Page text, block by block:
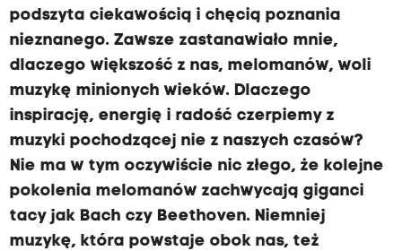
podszyta ciekawością i chęcią poznania
nieznanego. Zawsze zastanawiało mnie,
dlaczego większość z nas, melomanów, woli
muzykę minionych wieków. Dlaczego
inspirację, energię i radość czerpiemy z
muzyki pochodzącej nie z naszych czasów?
Nie ma w tym oczywiście nic złego, że kolejne
pokolenia melomanów zachwycają giganci
tacy jak Bach czy Beethoven. Niemniej
muzykę, która powstaje obok nas, też